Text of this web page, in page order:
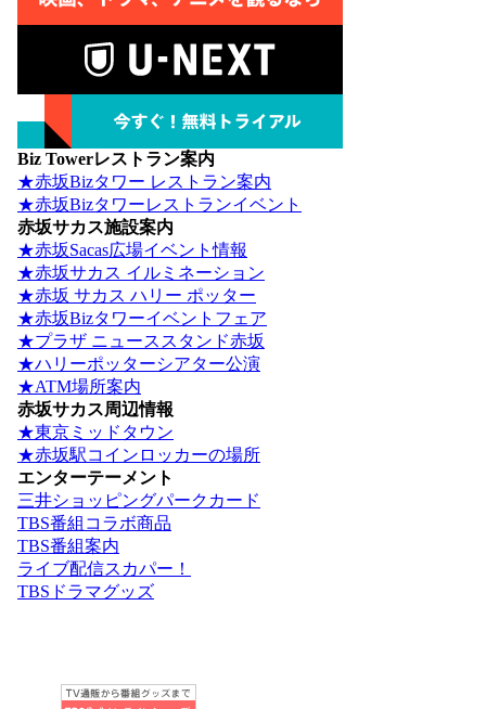
Biz Towerレストラン案内
★赤坂Bizタワー レストラン案内
★赤坂Bizタワーレストランイベント
赤坂サカス施設案内
★赤坂Sacas広場イベント情報
★赤坂サカス イルミネーション
★赤坂 サカス ハリー ポッター
★赤坂Bizタワーイベントフェア
★プラザ ニューススタンド赤坂
★ハリーポッターシアター公演
★ATM場所案内
赤坂サカス周辺情報
★東京ミッドタウン
★赤坂駅コインロッカーの場所
エンターテーメント
三井ショッピングパークカード
TBS番組コラボ商品
TBS番組案内
ライブ配信スカパー！
TBSドラマグッズ